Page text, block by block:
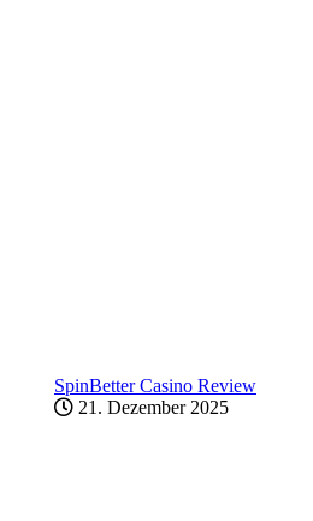
SpinBetter Casino Review
21. Dezember 2025